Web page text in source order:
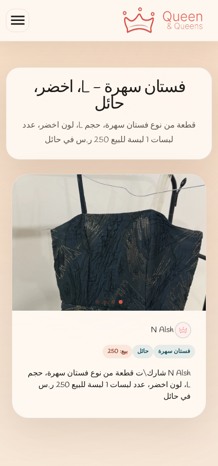
menu
فستان سهرة - L، اخضر،
حائل
قطعة من نوع فستان سهرة، حجم L، لون اخضر، عدد
لبسات 1 لبسة للبيع 250 ر.س في حائل
N Alsh
فستان سهرة حائل بيع: 250
N Alsh شارك\ت قطعة من نوع فستان سهرة، حجم
L، لون اخضر، عدد لبسات 1 لبسة للبيع 250 ر.س
في حائل